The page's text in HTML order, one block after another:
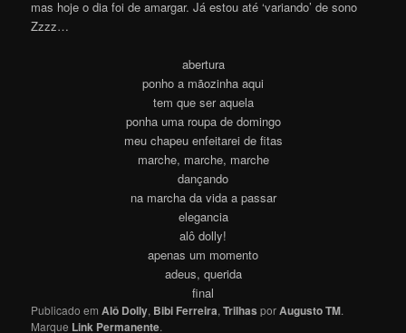
mas hoje o dia foi de amargar. Já estou até ‘variando’ de sono
Zzzz…
abertura
ponho a mãozinha aqui
tem que ser aquela
ponha uma roupa de domingo
meu chapeu enfeitarei de fitas
marche, marche, marche
dançando
na marcha da vida a passar
elegancia
alô dolly!
apenas um momento
adeus, querida
final
Publicado emAlô Dolly, Bibi Ferreira,Trilhas porAugusto TM.
Marque Link Permanente.